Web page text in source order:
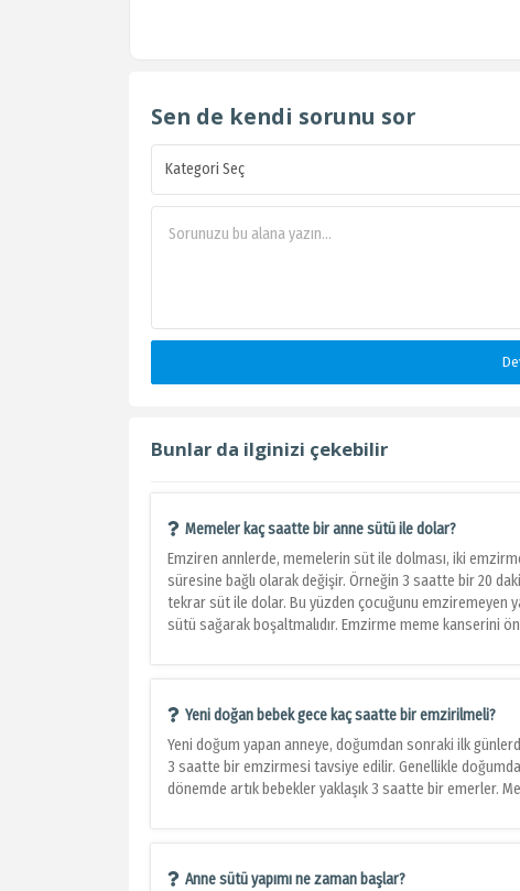
Sen de kendi sorunu sor
Bunlar da ilginizi çekebilir
Memeler kaç saatte bir anne sütü ile dolar?
Emziren annlerde, memelerin süt ile dolması, iki
süresine bağlı olarak değişir. Örneğin 3 saatte bir 20
tekrar süt ile dolar. Bu yüzden çocuğunu emziremeyen
sütü sağarak boşaltmalıdır. Emzirme meme kanserini
Yeni doğan bebek gece kaç saatte bir emzirilmeli?
Yeni doğum yapan anneye, doğumdan sonraki ilk
3 saatte bir emzirmesi tavsiye edilir. Genellikle
dönemde artık bebekler yaklaşık 3 saatte bir emerler.
Anne sütü yapımı ne zaman başlar?